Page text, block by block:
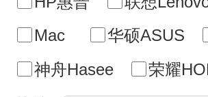
Mac
华硕ASUS
神舟Hasee
荣耀